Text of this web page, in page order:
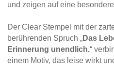
und zeigen auf eine
Der Clear Stempel mit der
berührenden Spruch „Das
Erinnerung unendlich.“
einem Motiv, das leise wirkt